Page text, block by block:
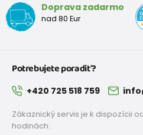
Doprava zadarmo
nad 80 Eur
Potrebujete poradiť?
+420 725 518 759
Zákaznický servis je k dispozícii
hodinách: